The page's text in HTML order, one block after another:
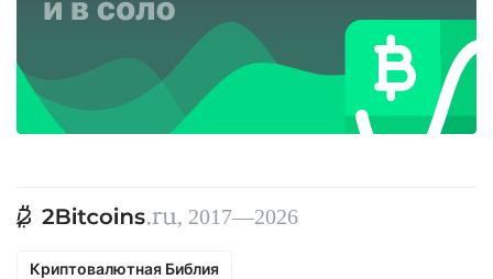
, 2017—2026
Криптовалютная Библия